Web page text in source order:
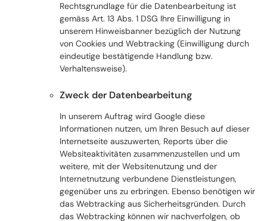
Rechtsgrundlage für die Datenbearbeitung ist
gemäss Art. 13 Abs. 1 DSG Ihre Einwilligung in
unserem Hinweisbanner bezüglich der Nutzung
von Cookies und Webtracking (Einwilligung durch
eindeutige bestätigende Handlung bzw.
Verhaltensweise).
Zweck der Datenbearbeitung
In unserem Auftrag wird Google diese
Informationen nutzen, um Ihren Besuch auf dieser
Internetseite auszuwerten, Reports über die
Websiteaktivitäten zusammenzustellen und um
weitere, mit der Websitenutzung und der
Internetnutzung verbundene Dienstleistungen,
gegenüber uns zu erbringen. Ebenso benötigen wir
das Webtracking aus Sicherheitsgründen. Durch
das Webtracking können wir nachverfolgen, ob